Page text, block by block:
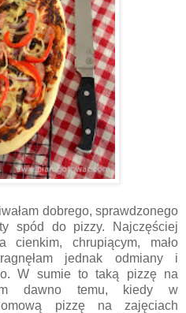
dobrego, sprawdzonego
spód do pizzy. Najczęściej
cienkim, chrupiącym, mało
jednak odmiany i
W sumie to taką pizzę na
dawno temu, kiedy w
pizzę na zajęciach